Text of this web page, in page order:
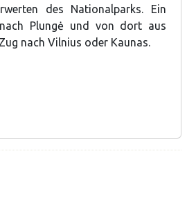
des Nationalparks. Ein
Plungė und von dort aus
nach Vilnius oder Kaunas.